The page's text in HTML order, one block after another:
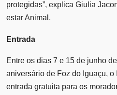
protegidas”, explica Giulia
estar Animal.
Entrada
Entre os dias 7 e 15 de junho
aniversário de Foz do Iguaçu,
entrada gratuita para os